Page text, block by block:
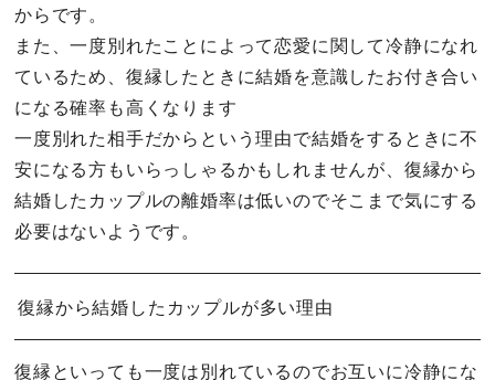
からです。
また、一度別れたことによって恋愛に関して冷静になれ
ているため、復縁したときに結婚を意識したお付き合い
になる確率も高くなります
一度別れた相手だからという理由で結婚をするときに不
安になる方もいらっしゃるかもしれませんが、復縁から
結婚したカップルの離婚率は低いのでそこまで気にする
必要はないようです。
復縁から結婚したカップルが多い理由
復縁といっても一度は別れているのでお互いに冷静にな